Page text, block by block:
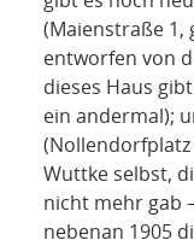
(Maienstraße 1,
entworfen von
dieses Haus
ein andermal);
Wuttke selbst,
nicht mehr gab
nebenan 1905